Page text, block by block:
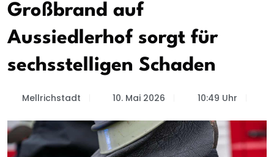
Großbrand auf
Aussiedlerhof sorgt für
sechsstelligen Schaden
Mellrichstadt 10. Mai 2026 10:49 Uhr